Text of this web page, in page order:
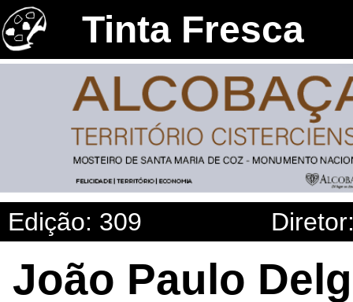
Tinta Fresca
Edição: 309
João Paulo